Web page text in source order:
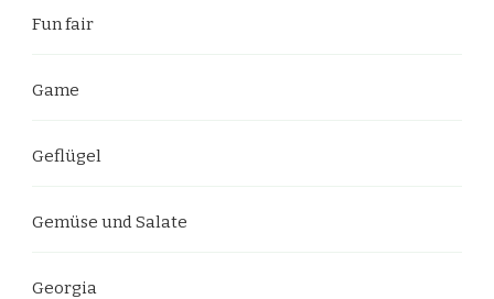
Fun fair
Game
Geflügel
Gemüse und Salate
Georgia